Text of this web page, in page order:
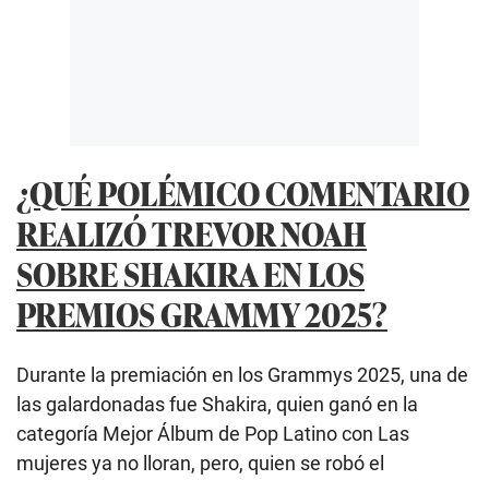
¿QUÉ POLÉMICO COMENTARIO
REALIZÓ TREVOR NOAH
SOBRE SHAKIRA EN LOS
PREMIOS GRAMMY 2025?
Durante la premiación en los Grammys 2025, una de
las galardonadas fue Shakira, quien ganó en la
categoría Mejor Álbum de Pop Latino con Las
mujeres ya no lloran, pero, quien se robó el